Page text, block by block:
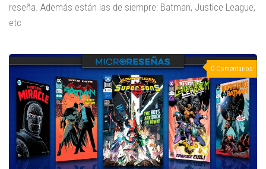
reseña. Además están las de siempre: Batman, Justice League,
etc
0 Comentarios